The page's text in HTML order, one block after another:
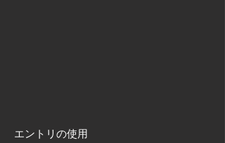
エントリの使用